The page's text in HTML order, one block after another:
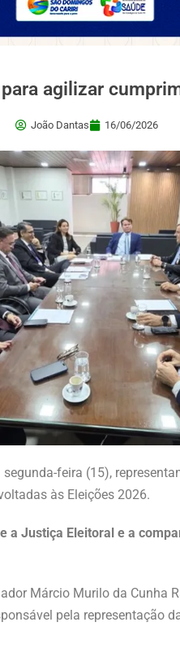
agilizar
João Dantas 16/06/2026
feira (15),
às Eleições 2026.
Justiça Eleitoral e a
Márcio Murilo da
pela representação